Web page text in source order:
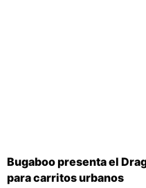
Bugaboo presenta el
para carritos urbanos